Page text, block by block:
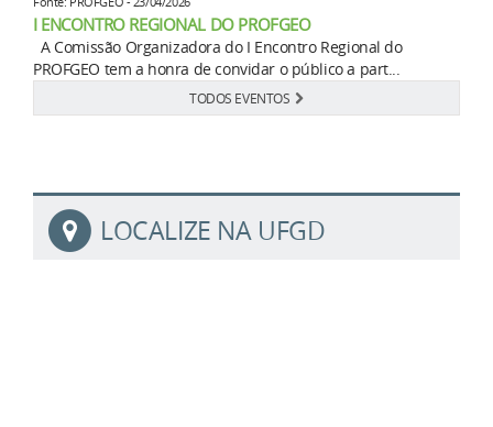
I ENCONTRO REGIONAL DO PROFGEO
A Comissão Organizadora do I Encontro Regional do
PROFGEO tem a honra de convidar o público a part...
TODOS EVENTOS
LOCALIZE NA UFGD